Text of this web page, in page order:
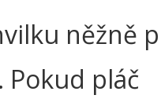
něžně
Pokud pláč